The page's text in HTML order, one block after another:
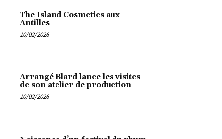
The Island Cosmetics aux
Antilles
10/02/2026
Arrangé Blard lance les visites
de son atelier de production
10/02/2026